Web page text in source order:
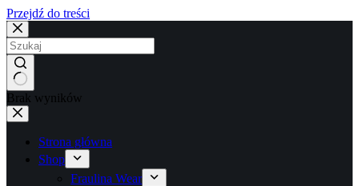
Przejdź do treści
Brak wyników
Strona główna
Shop
Fraulina Wear